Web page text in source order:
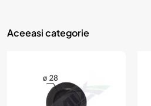
Aceeasi categorie